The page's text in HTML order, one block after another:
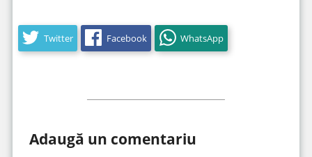
Twitter Facebook WhatsApp
Adaugă un comentariu